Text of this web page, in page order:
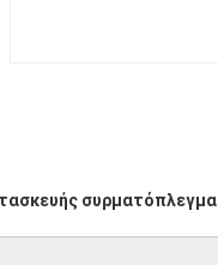
συρματόπλεγμα